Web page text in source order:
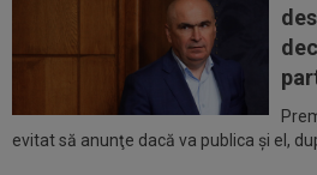
evitat să anunţe dacă va publica şi el,
Tragic: cel mai bun din
43 de ani. Solicitarea...
20:24 OFICIAL
PSG a plătit
rezolvat transferul